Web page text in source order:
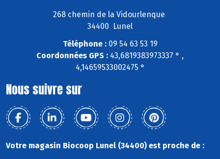
268 chemin de la Vidourlenque
34400 Lunel
Téléphone :09 54 63 53 19
Coordonnées GPS : 43,6819383973337 ° ,
4,14659533002475 °
Nous suivre sur
Votre magasin Biocoop Lunel (34400) est proche de :